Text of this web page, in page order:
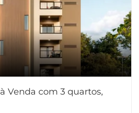
Venda com 3 quartos,